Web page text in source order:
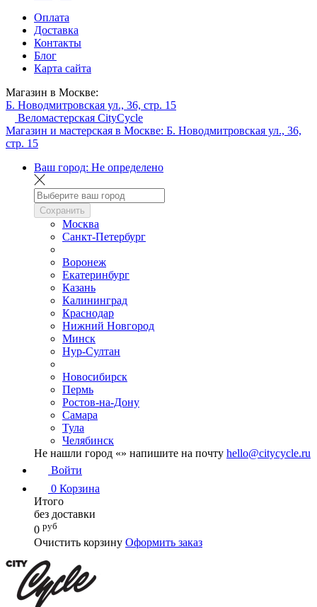
Оплата
Доставка
Контакты
Блог
Карта сайта
Магазин в Москве:
Б. Новодмитровская ул., 36, стр. 15
Веломастерская CityCycle
Магазин и мастерская в Москве: Б. Новодмитровская ул., 36,
стр. 15
Ваш город: Не определено
Сохранить
Москва
Санкт-Петербург
Воронеж
Екатеринбург
Казань
Калининград
Краснодар
Нижний Новгород
Минск
Нур-Султан
Новосибирск
Пермь
Ростов-на-Дону
Самара
Тула
Челябинск
Не нашли город «» напишите на почту hello@citycycle.ru
Войти
0 Корзина
Итого
без доставки
0 руб
Очистить корзину Оформить заказ